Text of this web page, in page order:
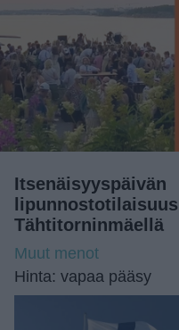
Itsenäisyyspäivän
lipunnostotilaisuus
Tähtitorninmäellä
Muut menot
Hinta: vapaa pääsy